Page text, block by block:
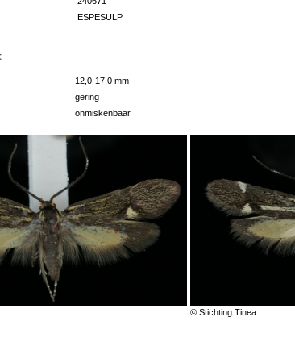
ESPESULP
12,0-17,0 mm
gering
onmiskenbaar
© Stichting Tinea